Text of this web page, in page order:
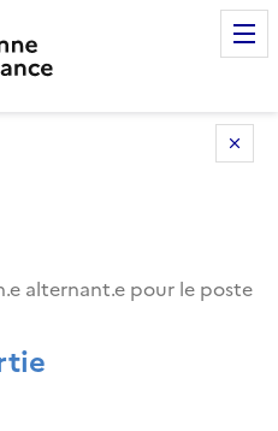
alternant.e pour le poste